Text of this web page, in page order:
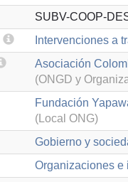
SUBV-COOP-
Intervenciones a
Asociación
(ONGD y
Fundación
(Local ONG)
Gobierno y
Organizaciones e